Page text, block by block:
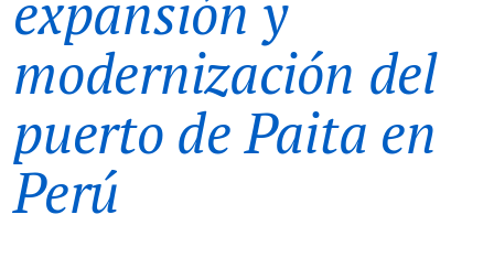
modernización del
puerto de Paita en
Perú